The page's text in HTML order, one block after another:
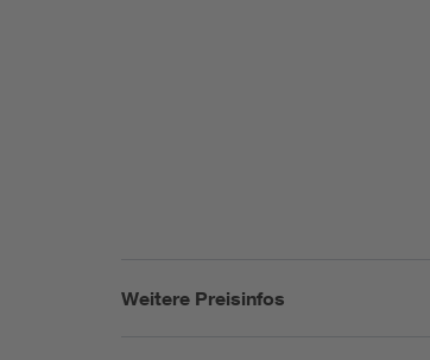
Weitere Preisinfos